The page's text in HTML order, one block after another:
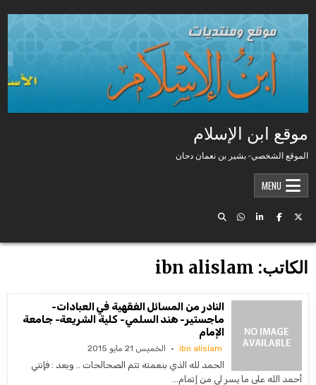
موقع ابن الإسلام
الموقع الشخصي- بشير بن نعمان دحان
MENU
الكاتب: ibn alislam
النادر من المسائل الفقهية في العبادات-
ماجستير- هند السلمي- كلية الشريعة- جامعة
الإمام
ibn alislam الخميس 21 مايو 2015
الحمد لله الذي بنعمته تتم الصحالحات .. وبعد : فإنني
أحمد الله على ما يسر لي من إتمام…